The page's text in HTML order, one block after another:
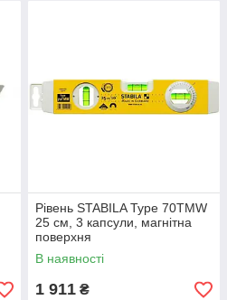
Рівень STABILA Type 70ТМW
25 см, 3 капсули, магнітна
поверхня
В наявності
1 911 ₴